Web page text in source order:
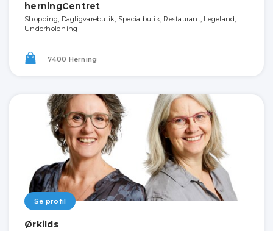
herningCentret
Shopping, Dagligvarebutik, Specialbutik, Restaurant, Legeland,
Underholdning
7400 Herning
Se profil
Ørkilds